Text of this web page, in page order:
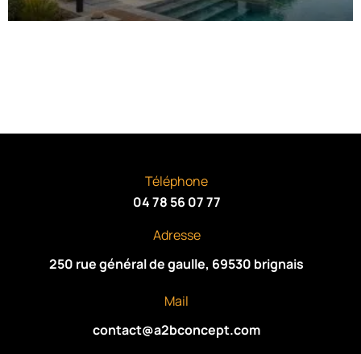
Téléphone
04 78 56 07 77
Adresse
250 rue général de gaulle, 69530 brignais
Mail
contact@a2bconcept.com